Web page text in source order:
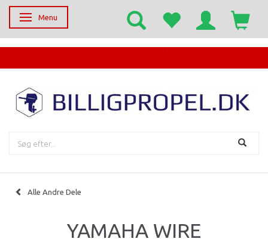
Skifte navigation
Menu
Alle Andre Dele
YAMAHA WIRE